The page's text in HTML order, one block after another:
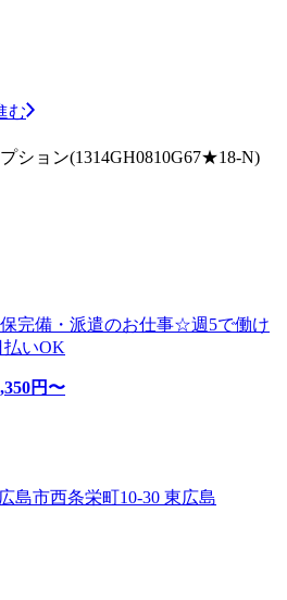
む
ション(1314GH0810G67★18-N)
保完備・派遣のお仕事☆週5で働け
いOK
円〜
島市西条栄町10-30 東広島